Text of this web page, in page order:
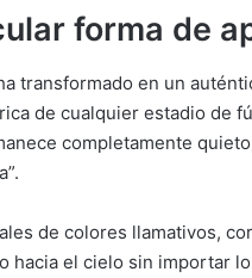
forma de
transformado en un
de cualquier estadio de
completamente
de colores llamativos,
hacia el cielo sin importar